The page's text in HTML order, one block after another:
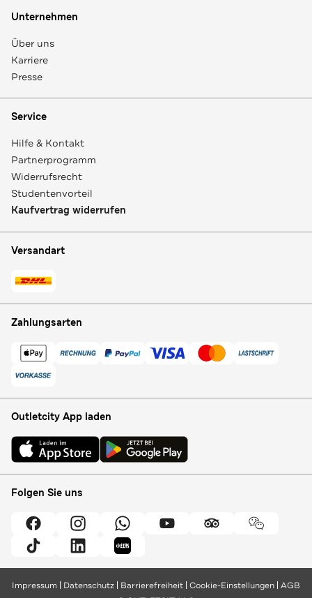
Unternehmen
Über uns
Karriere
Presse
Service
Hilfe & Kontakt
Partnerprogramm
Widerrufsrecht
Studentenvorteil
Kaufvertrag widerrufen
Versandart
Zahlungsarten
Outletcity App laden
Folgen Sie uns
Impressum Datenschutz Barrierefreiheit Cookie-Einstellungen AGB